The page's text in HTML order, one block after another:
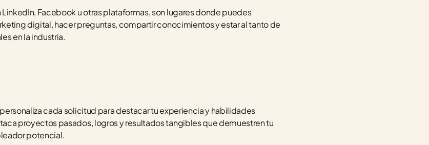
LinkedIn, Facebook u otras plataformas, son lugares donde puedes
digital, hacer preguntas, compartir conocimientos y estar al tanto de
en la industria.
cada solicitud para destacar tu experiencia y habilidades
proyectos pasados, logros y resultados tangibles que demuestren tu
potencial.